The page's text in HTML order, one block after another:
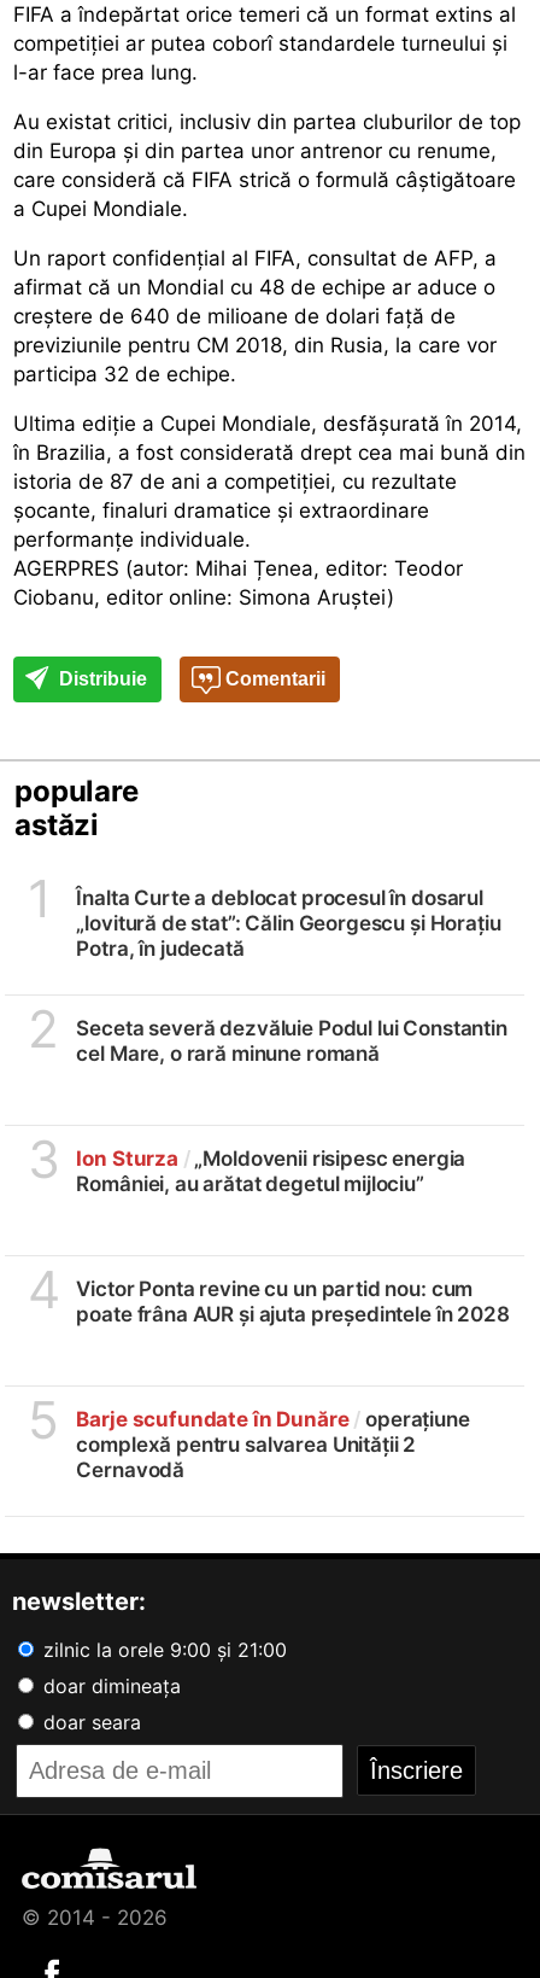
FIFA a îndepărtat orice temeri că un format extins al
competiției ar putea coborî standardele turneului și
l-ar face prea lung.
Au existat critici, inclusiv din partea cluburilor de top
din Europa și din partea unor antrenor cu renume,
care consideră că FIFA strică o formulă câștigătoare
a Cupei Mondiale.
Un raport confidențial al FIFA, consultat de AFP, a
afirmat că un Mondial cu 48 de echipe ar aduce o
creștere de 640 de milioane de dolari față de
previziunile pentru CM 2018, din Rusia, la care vor
participa 32 de echipe.
Ultima ediție a Cupei Mondiale, desfășurată în 2014,
în Brazilia, a fost considerată drept cea mai bună din
istoria de 87 de ani a competiției, cu rezultate
șocante, finaluri dramatice și extraordinare
performanțe individuale.
AGERPRES (autor: Mihai Țenea, editor: Teodor
Ciobanu, editor online: Simona Aruștei)
Distribuie Comentarii
populare
astăzi
1
Înalta Curte a deblocat procesul în dosarul
„lovitură de stat”: Călin Georgescu și Horațiu
Potra, în judecată
2
Seceta severă dezvăluie Podul lui Constantin
cel Mare, o rară minune romană
3 Ion Sturza /„Moldovenii risipesc energia
României, au arătat degetul mijlociu”
4
Victor Ponta revine cu un partid nou: cum
poate frâna AUR și ajuta președintele în 2028
5 Barje scufundate în Dunăre / operațiune
complexă pentru salvarea Unității 2
Cernavodă
newsletter:
zilnic la orele 9:00 și 21:00
doar dimineața
doar seara
© 2014 - 2026